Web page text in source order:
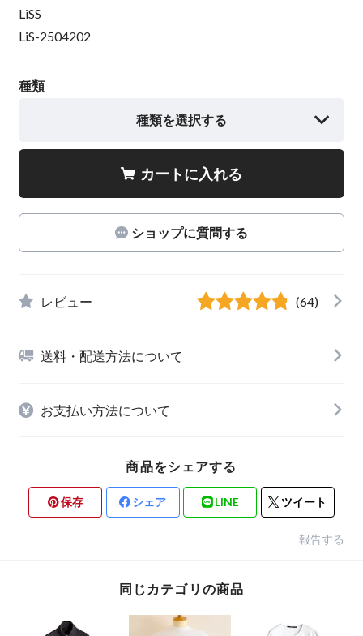
LiSS
LiS-2504202
種類
種類を選択する
カートに入れる
ショップに質問する
レビュー (64)
送料・配送方法について
お支払い方法について
商品をシェアする
保存 シェア LINE ツイート
報告する
同じカテゴリの商品